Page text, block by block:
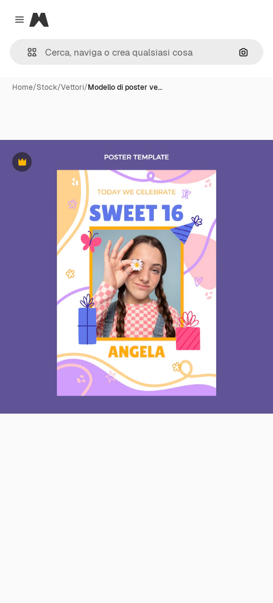
Close menu
Magnific
Cerca
Home/Stock/Vettori/Modello di poster ve…
Premium